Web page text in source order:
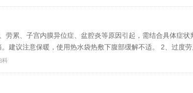
劳累、子宫内膜异位症、盆腔炎等原因引起，需结合具体症
建议注意保暖，使用热水袋热敷下腹部缓解不适。 2、过度劳
科